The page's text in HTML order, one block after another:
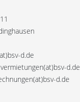
d.de
d.de
d.de